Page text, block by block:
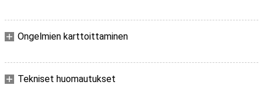
Ongelmien karttoittaminen
Tekniset huomautukset